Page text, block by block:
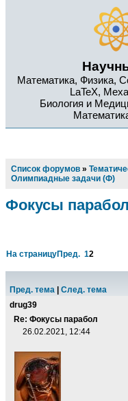
Математика, Физика,
LaTeX,
Биология и
Список форумов »
Олимпиадные задачи (Ф)
Фокусы парабол
На страницуПред. 12
Пред. тема
След. тема
drug39
Re: Фокусы парабол
26.02.2021, 12:44